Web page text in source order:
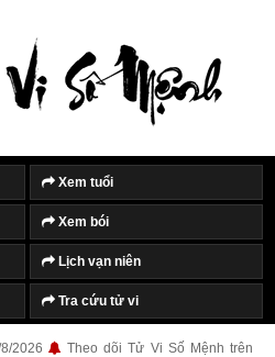
Xem tuổi
Xem bói
Lịch vạn niên
Tra cứu tử vi
2026 Theo dõi Tử Vi Số Mệnh trên